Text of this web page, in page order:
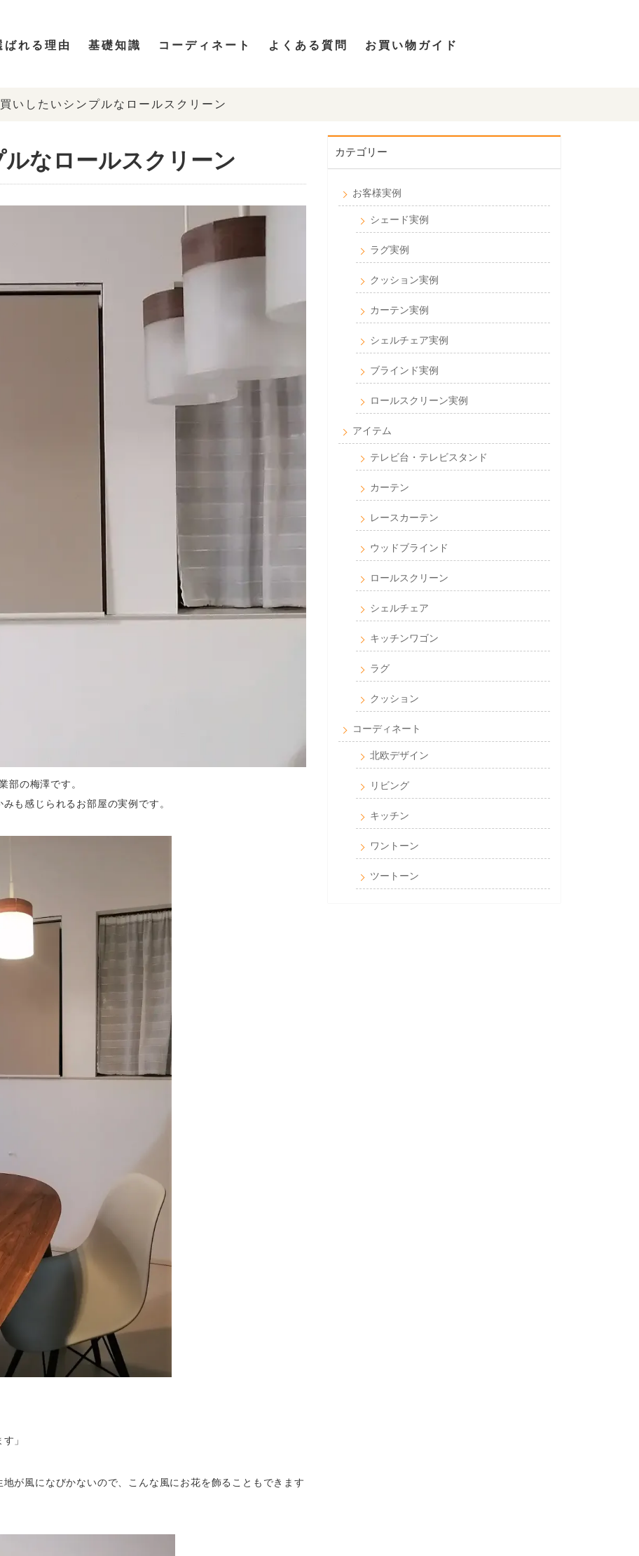
ばれる理由 基礎知識 コーディネート よくある質問 お買い物ガイド
いしたいシンプルなロールスクリーン
なロールスクリーン
部の梅澤です。
も感じられるお部屋の実例です。
」
が風になびかないので、こんな風にお花を飾ることもできます
カテゴリー
お客様実例
シェード実例
ラグ実例
クッション実例
カーテン実例
シェルチェア実例
ブラインド実例
ロールスクリーン実例
アイテム
テレビ台・テレビスタンド
カーテン
レースカーテン
ウッドブラインド
ロールスクリーン
シェルチェア
キッチンワゴン
ラグ
クッション
コーディネート
北欧デザイン
リビング
キッチン
ワントーン
ツートーン